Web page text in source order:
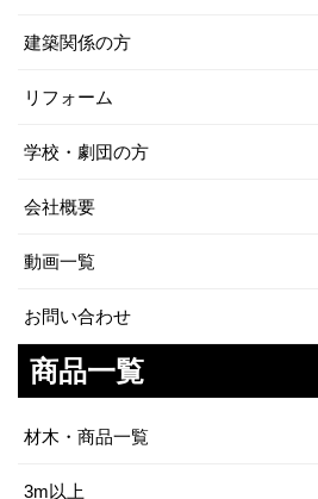
建築関係の方
リフォーム
学校・劇団の方
会社概要
動画一覧
お問い合わせ
商品一覧
材木・商品一覧
3m以上